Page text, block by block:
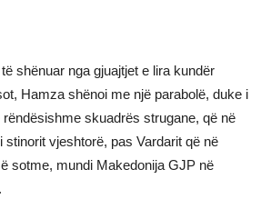
shënuar nga gjuajtjet e lira kundër
Hamza shënoi me një parabolë, duke i
skuadrës strugane, që në
stinorit vjeshtorë, pas Vardarit që në
sotme, mundi Makedonija GJP në